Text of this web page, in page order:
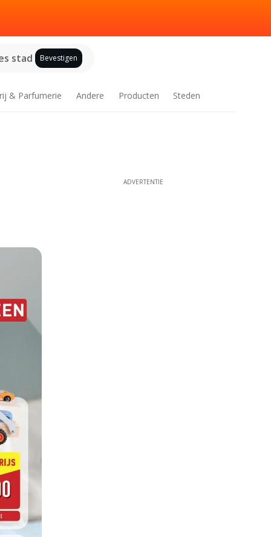
stad Bevestigen
& Parfumerie Andere Producten Steden
ADVERTENTIE